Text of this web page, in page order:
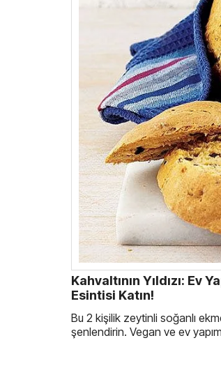
Kahvaltının Yıldızı: Ev
Esintisi Katın!
Bu 2 kişilik zeytinli soğanlı
şenlendirin. Vegan ve ev